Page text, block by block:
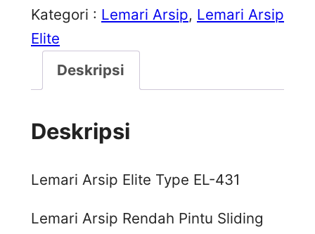
Kategori : Lemari Arsip, Lemari Arsip
Elite
Deskripsi
Deskripsi
Lemari Arsip Elite Type EL-431
Lemari Arsip Rendah Pintu Sliding